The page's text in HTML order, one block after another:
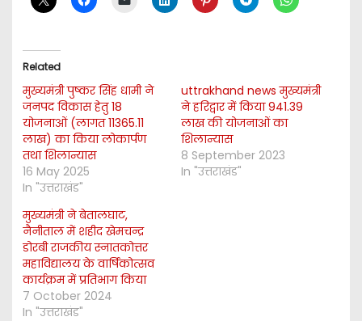
Related
मुख्यमंत्री पुष्कर सिंह धामी ने
जनपद विकास हेतु 18
योजनाओं (लागत 11365.11
लाख) का किया लोकार्पण
तथा शिलान्यास
16 May 2025
In "उत्तराखंड"
uttrakhand news मुख्यमंत्री
ने हरिद्वार में किया 941.39
लाख की योजनाओं का
शिलान्यास
8 September 2023
In "उत्तराखंड"
मुख्यमंत्री ने बेतालघाट,
नैनीताल में शहीद खेमचन्द्र
डोरबी राजकीय स्नातकोत्तर
महाविद्यालय के वार्षिकोत्सव
कार्यक्रम में प्रतिभाग किया
7 October 2024
In "उत्तराखंड"